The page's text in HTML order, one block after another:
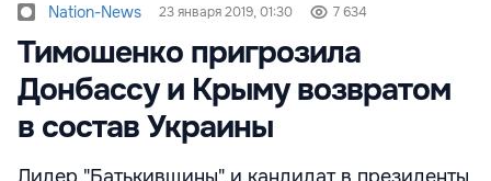
Nation-News 23 января 2019, 01:30 7 634
Тимошенко пригрозила
Донбассу и Крыму возвратом
в состав Украины